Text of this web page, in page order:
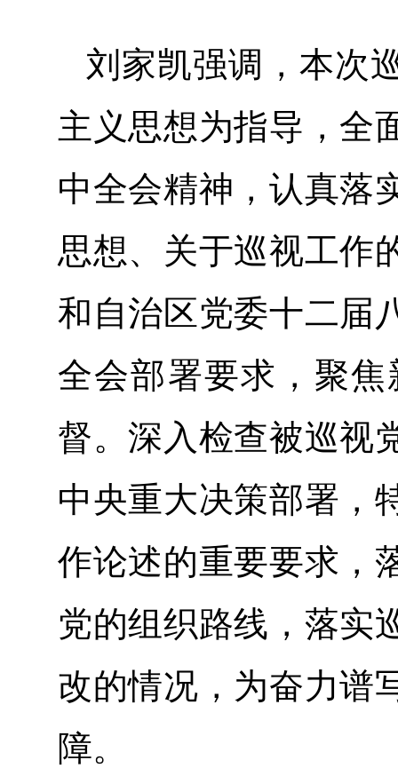
刘家凯强调，本次
主义思想为指导，全
中全会精神，认真落
思想、关于巡视工作
和自治区党委十二届
全会部署要求，聚
督。深入检查被巡视
中央重大决策部署，
作论述的重要要求，
党的组织路线，落实
改的情况，为奋力谱
障。